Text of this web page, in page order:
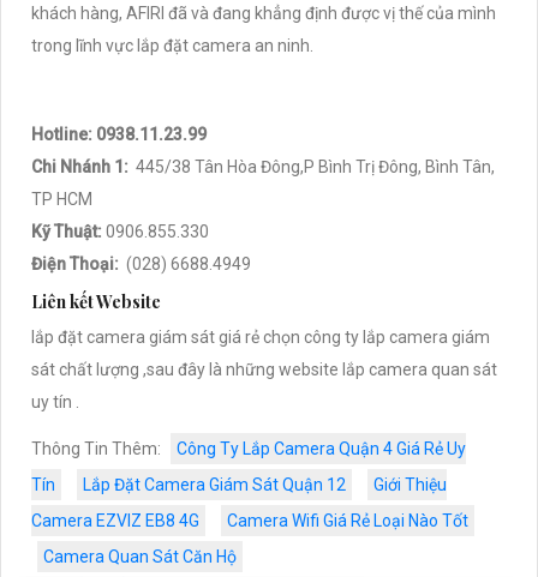
khách hàng, AFIRI đã và đang khẳng định được vị thế của mình
trong lĩnh vực lắp đặt camera an ninh.
Hotline: 0938.11.23.99
Chi Nhánh 1: 445/38 Tân Hòa Đông,P Bình Trị Đông, Bình Tân,
TP HCM
Kỹ Thuật: 0906.855.330
Điện Thoại: (028) 6688.4949
Liên kết Website
lắp đặt camera giám sát giá rẻ chọn công ty lắp camera giám
sát chất lượng ,sau đây là những website lắp camera quan sát
uy tín .
Thông Tin Thêm:
Công Ty Lắp Camera Quận 4 Giá Rẻ Uy
Tín
Lắp Đặt Camera Giám Sát Quận 12
Giới Thiệu
Camera EZVIZ EB8 4G
Camera Wifi Giá Rẻ Loại Nào Tốt
Camera Quan Sát Căn Hộ